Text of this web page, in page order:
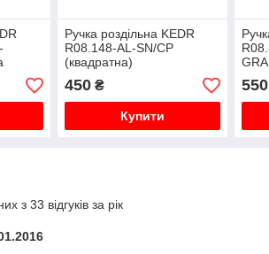
Ручка роздільна KEDR
R08.148-AL-SN/CP
(квадратна)
450₴
Купити
550
з 33 відгуків за рік